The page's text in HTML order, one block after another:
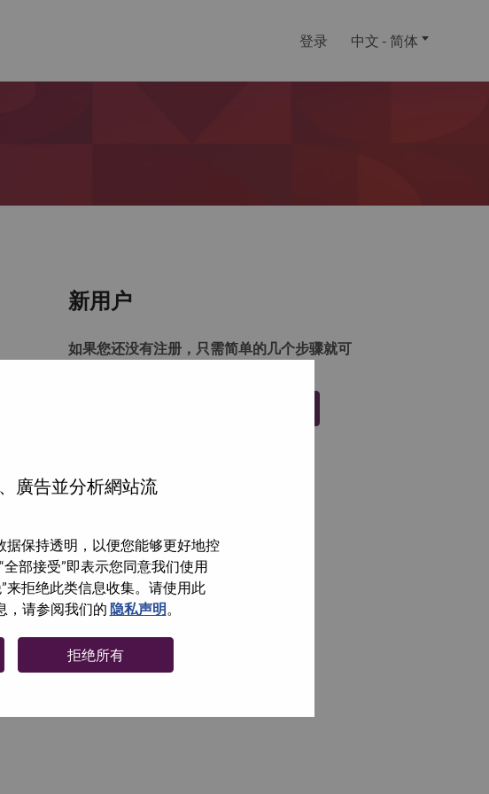
廣告並分析網站流
保持透明，以便您能够更好地控
部接受”即表示您同意我们使用
来拒绝此类信息收集。请使用此
，请参阅我们的 隐私声明。
拒绝所有
登录 中文 - 简体
新用户
如果您还没有注册，只需简单的几个步骤就可